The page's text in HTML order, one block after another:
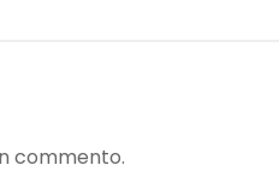
commento.